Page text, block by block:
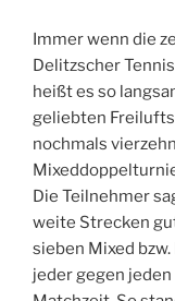
Immer wenn die
Delitzscher
heißt es so
geliebten
nochmals
Die Teilnehmer
weite Strecken
sieben Mixed
jeder gegen